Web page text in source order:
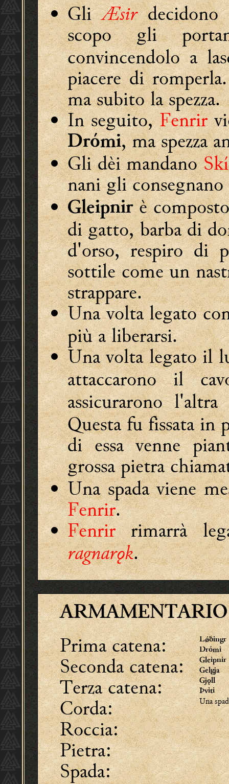
GliÆsir
scopo gli
convincendolo a
piacere di
ma subito la spezza.
In seguito,Fenrir
Drómi, ma spezza
Gli dèi mandano
nani gli
Gleipnirè
di gatto, barba di
d'orso, respiro di
sottile come un
strappare.
Una volta legato
più a liberarsi.
Una volta legato il
attaccarono il
assicurarono
Questa fu fissata in
di essa venne
grossa pietra
Una spada viene
Fenrir.
Fenrirrimarrà
ragnarǫk.
ARMAMENTARIO
Prima catena:
Seconda catena:
Terza catena:
Corda:
Roccia:
Pietra:
Spada:
Lǿðingr
Drómi
Gleipnir
Gelgja
Gjǫll
Þviti
Una